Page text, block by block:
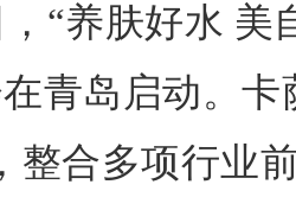
养肤好水 美
青岛启动。卡
整合多项行业